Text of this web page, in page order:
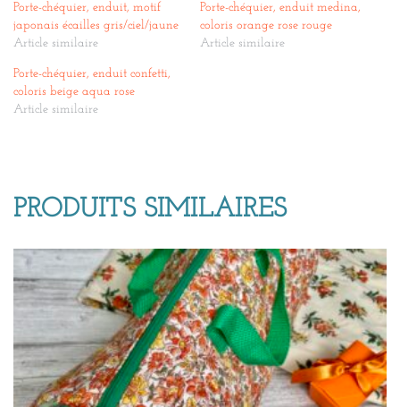
Porte-chéquier, enduit, motif
japonais écailles gris/ciel/jaune
Article similaire
Porte-chéquier, enduit medina,
coloris orange rose rouge
Article similaire
Porte-chéquier, enduit confetti,
coloris beige aqua rose
Article similaire
PRODUITS SIMILAIRES